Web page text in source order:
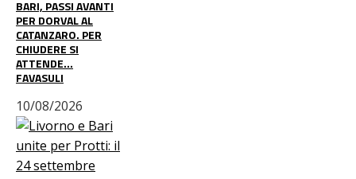
BARI, PASSI AVANTI
PER DORVAL AL
CATANZARO. PER
CHIUDERE SI
ATTENDE…
FAVASULI
10/08/2026